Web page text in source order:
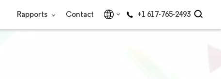
Rapports Contact +1 617-765-2493